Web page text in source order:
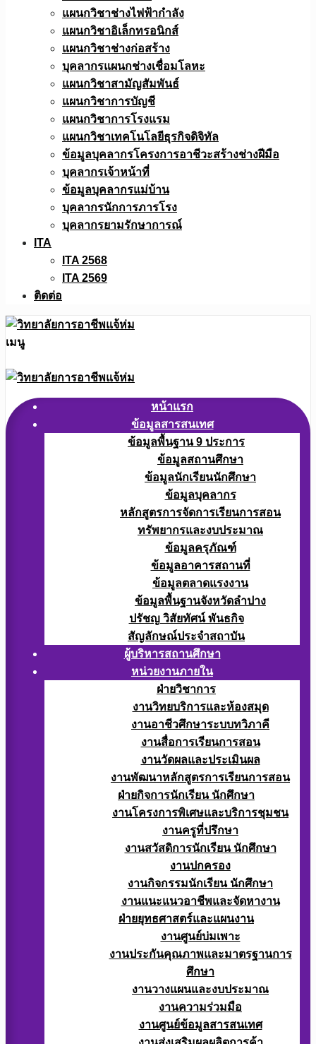
แผนกวิชาช่างไฟฟ้ากำลัง
แผนกวิชาอิเล็กทรอนิกส์
แผนกวิชาช่างก่อสร้าง
บุคลากรแผนกช่างเชื่อมโลหะ
แผนกวิชาสามัญสัมพันธ์
แผนกวิชาการบัญชี
แผนกวิชาการโรงแรม
แผนกวิชาเทคโนโลยีธุรกิจดิจิทัล
ข้อมูลบุคลากรโครงการอาชีวะสร้างช่างฝีมือ
บุคลากรเจ้าหน้าที่
ข้อมูลบุคลากรแม่บ้าน
บุคลากรนักการภารโรง
บุคลากรยามรักษาการณ์
ITA
ITA 2568
ITA 2569
ติดต่อ
เมนู
หน้าแรก
ข้อมูลสารสนเทศ
ข้อมูลพื้นฐาน 9 ประการ
ข้อมูลสถานศึกษา
ข้อมูลนักเรียนนักศึกษา
ข้อมูลบุคลากร
หลักสูตรการจัดการเรียนการสอน
ทรัพยากรและงบประมาณ
ข้อมูลครุภัณฑ์
ข้อมูลอาคารสถานที่
ข้อมูลตลาดแรงงาน
ข้อมูลพื้นฐานจังหวัดลำปาง
ปรัชญ วิสัยทัศน์ พันธกิจ
สัญลักษณ์ประจำสถาบัน
ผู้บริหารสถานศึกษา
หน่วยงานภายใน
ฝ่ายวิชาการ
งานวิทยบริการและห้องสมุด
งานอาชีวศึกษาระบบทวิภาคี
งานสื่อการเรียนการสอน
งานวัดผลและประเมินผล
งานพัฒนาหลักสูตรการเรียนการสอน
ฝ่ายกิจการนักเรียน นักศึกษา
งานโครงการพิเศษและบริการชุมชน
งานครูที่ปรึกษา
งานสวัสดิการนักเรียน นักศึกษา
งานปกครอง
งานกิจกรรมนักเรียน นักศึกษา
งานแนะแนวอาชีพและจัดหางาน
ฝ่ายยุทธศาสตร์และแผนงาน
งานศูนย์บ่มเพาะ
งานประกันคุณภาพและมาตรฐานการ
ศึกษา
งานวางแผนและงบประมาณ
งานความร่วมมือ
งานศูนย์ข้อมูลสารสนเทศ